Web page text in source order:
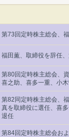
第73回定時株主総会、
福田薫、取締役を辞任
第80回定時株主総会、
喜之助、喜多一重、小
第82同定時株主総会、
真を取締役に選任、喜
退任
第84回定時株主総会お